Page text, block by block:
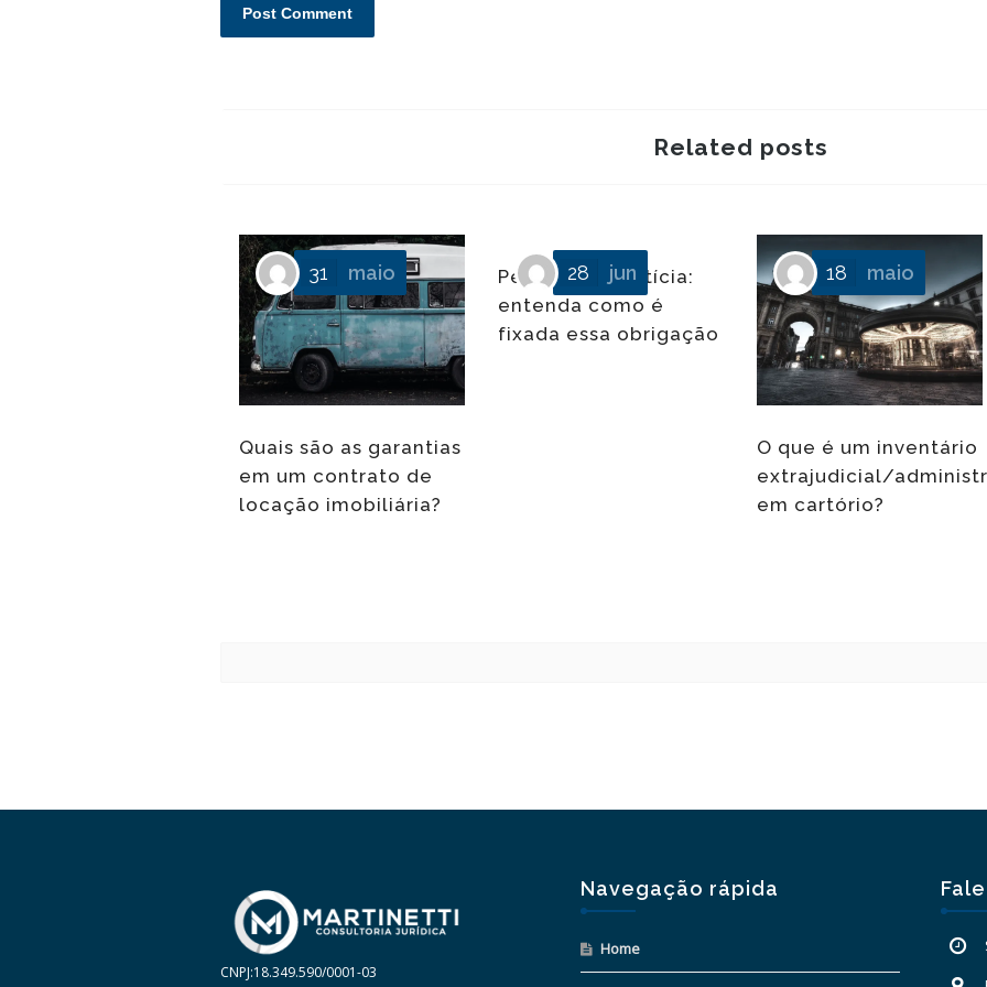
Related posts
Quais são as garantias
em um contrato de
locação imobiliária?
31 maio
Pensão alimentícia:
entenda como é
fixada essa obrigação
28 jun
O que é um inventário
extrajudicial/
em cartório?
18 maio
CNPJ:18.349.590/0001-03
Navegação rápida
Home